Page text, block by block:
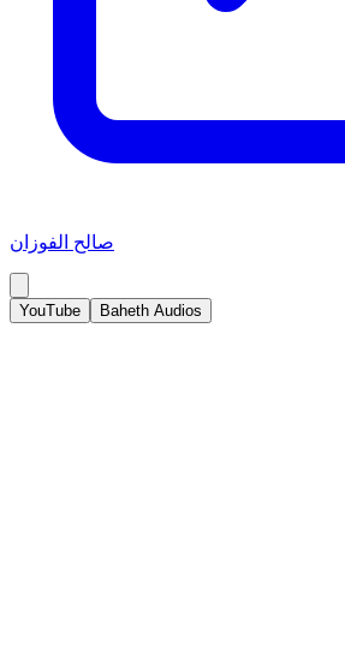
صالح الفوزان
YouTube Baheth Audios